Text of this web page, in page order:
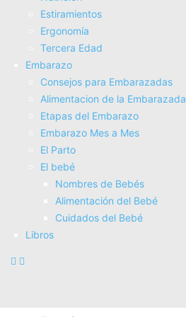
Estiramientos
Ergonomí­a
Tercera Edad
Embarazo
Consejos para Embarazadas
Alimentacion de la Embarazada
Etapas del Embarazo
Embarazo Mes a Mes
El Parto
El bebé
Nombres de Bebés
Alimentación del Bebé
Cuidados del Bebé
Libros
Fisioterapia
Electroterapia
Tratamientos
Masajes
SUPERALIMENTOS
Salud
Consejos sobre salud
Actividad Fí­sica
Nutrición
Estiramientos
Ergonomí­a
Tercera Edad
Embarazo
Consejos para Embarazadas